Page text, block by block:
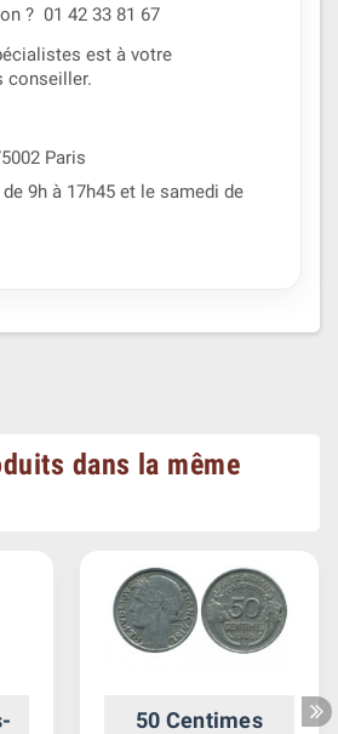
? 01 42 33 81 67
est à votre
conseiller.
Paris
de 9h à 17h45 et le samedi de
dans la même
50 Centimes